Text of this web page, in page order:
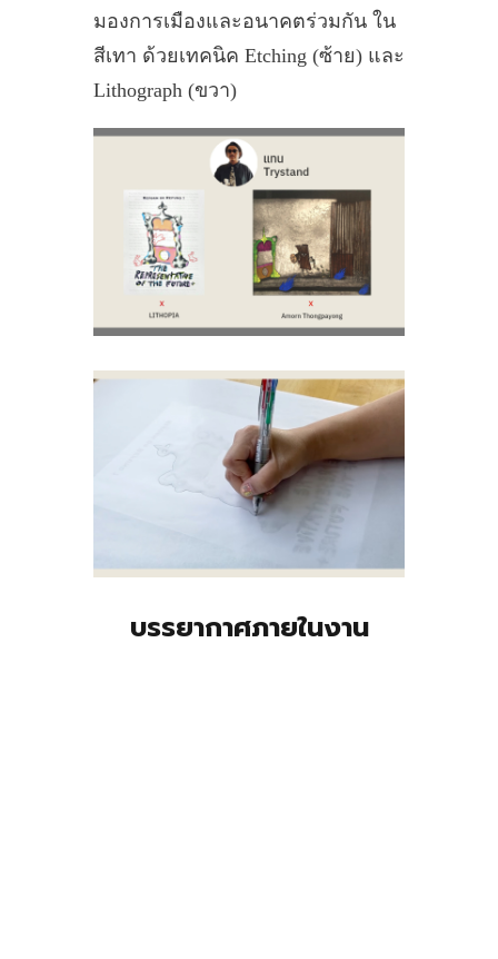
มองการเมืองและอนาคตร่วมกัน ใน
สีเทา ด้วยเทคนิค Etching (ซ้าย) และ
Lithograph (ขวา)
บรรยากาศภายในงาน